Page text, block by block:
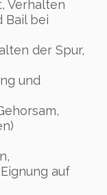
Verhalten
Bail bei
der Spur,
und
auf